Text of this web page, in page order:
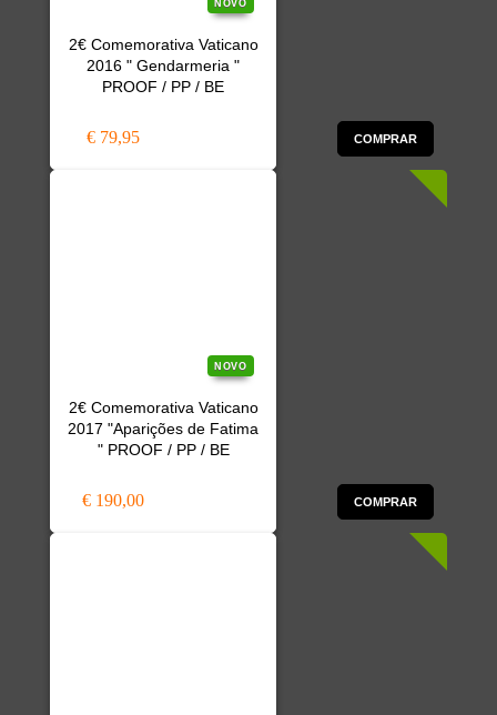
NOVO
2€ Comemorativa Vaticano
2016 " Gendarmeria "
PROOF / PP / BE
€ 79,95 COMPRAR
NOVO
2€ Comemorativa Vaticano
2017 "Aparições de Fatima
" PROOF / PP / BE
€ 190,00 COMPRAR